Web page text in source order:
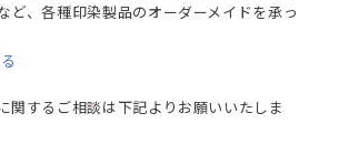
ど、各種印染製品のオーダーメイドを承っ
関するご相談は下記よりお願いいたしま